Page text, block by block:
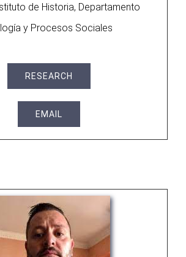
de Historia, Departamento
y Procesos Sociales
RESEARCH
EMAIL